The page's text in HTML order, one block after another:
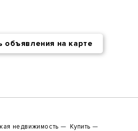
объявления на карте
недвижимость
Купить